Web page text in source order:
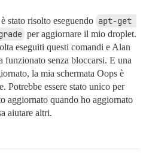
stato risolto eseguendo apt-get
per aggiornare il mio droplet.
eseguiti questi comandi e Alan
senza bloccarsi. E una
la mia schermata Oops è
Potrebbe essere stato unico per
aggiornato quando ho aggiornato
aiutare altri.